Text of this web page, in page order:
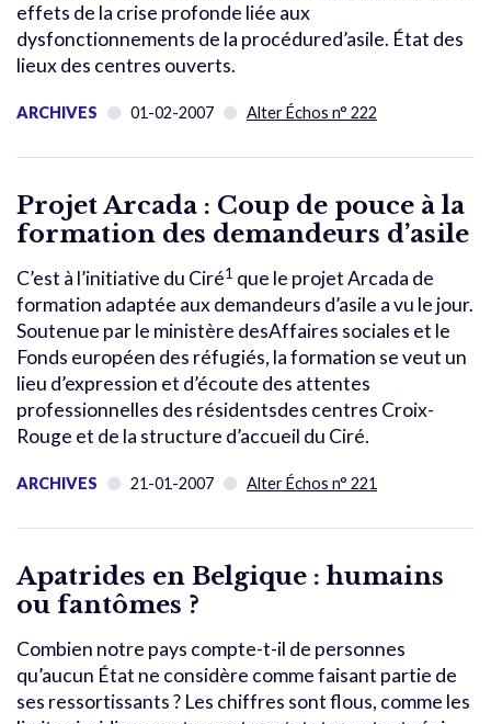
effets de la crise profonde liée aux
dysfonctionnements de la procédured’asile. État des
lieux des centres ouverts.
ARCHIVES 01-02-2007 Alter Échos n° 222
Projet Arcada : Coup de pouce à la
formation des demandeurs d’asile
C’est à l’initiative du Ciré1 que le projet Arcada de
formation adaptée aux demandeurs d’asile a vu le jour.
Soutenue par le ministère desAffaires sociales et le
Fonds européen des réfugiés, la formation se veut un
lieu d’expression et d’écoute des attentes
professionnelles des résidentsdes centres Croix-
Rouge et de la structure d’accueil du Ciré.
ARCHIVES 21-01-2007 Alter Échos n° 221
Apatrides en Belgique : humains
ou fantômes ?
Combien notre pays compte-t-il de personnes
qu’aucun État ne considère comme faisant partie de
ses ressortissants ? Les chiffres sont flous, comme les